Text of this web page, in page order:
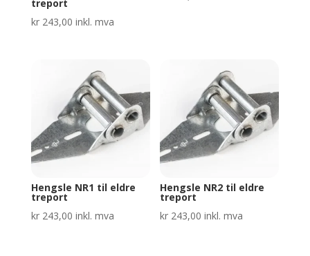
treport
kr243,00 inkl. mva
Hengsle NR1 til eldre
treport
kr243,00 inkl. mva
Hengsle NR2 til eldre
treport
kr 243,00 inkl. mva